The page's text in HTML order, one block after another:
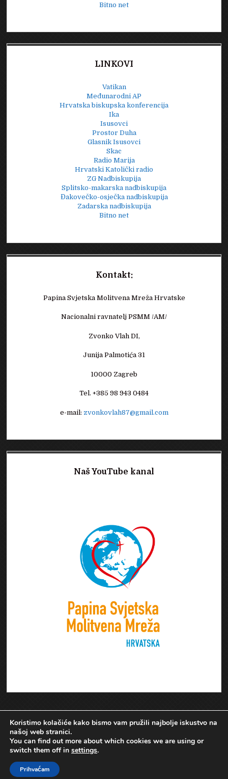
Bitno net
LINKOVI
Vatikan
Međunarodni AP
Hrvatska biskupska konferencija
Ika
Isusovci
Prostor Duha
Glasnik Isusovci
Skac
Radio Marija
Hrvatski Katolički radio
ZG Nadbiskupija
Splitsko-makarska nadbiskupija
Đakovečko-osječka nadbiskupija
Zadarska nadbiskupija
Bitno net
Kontakt:
Papina Svjetska Molitvena Mreža Hrvatske
Nacionalni ravnatelj PSMM /AM/
Zvonko Vlah DI,
Junija Palmotića 31
10000 Zagreb
Tel. +385 98 943 0484
e-mail: zvonkovlah87@gmail.com
Naš YouTube kanal
Papina Svjetska Molitvena Mreža Hrvatske
Koristimo kolačiće kako bismo vam pružili najbolje iskustvo na
našoj web stranici.
You can find out more about which cookies we are using or
switch them off in settings.
Prihvaćam